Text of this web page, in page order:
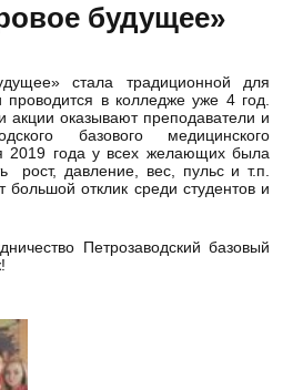
будущее»
стала традиционной для
в колледже уже 4 год.
оказывают преподаватели и
базового медицинского
2019 года у всех желающих была
рост, давление, вес, пульс и т.п.
большой отклик среди студентов и
Петрозаводский базовый